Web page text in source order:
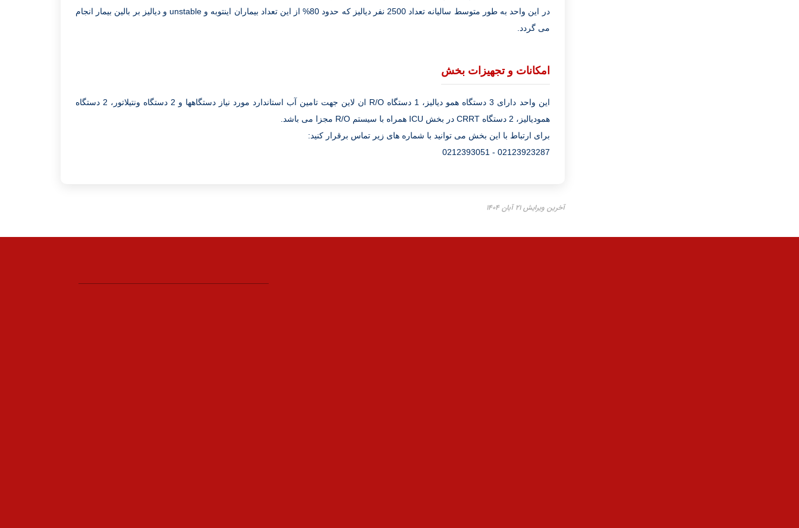
در این واحد به طور متوسط سالیانه تعداد 2500 نفر دیالیز که حدود 80% از این تعداد بیماران اینتوبه و unstable و دیالیز بر بالین بیمار انجام
می گردد.
امکانات و تجهیزات بخش
این واحد دارای 3 دستگاه همو دیالیز، 1 دستگاه R/O ان لاین جهت تامین آب استاندارد مورد نیاز دستگاهها و 2 دستگاه ونتیلاتور، 2 دستگاه
همودیالیز، 2 دستگاه CRRT در بخش ICU همراه با سیستم R/O مجزا می باشد.
برای ارتباط با این بخش می توانید با شماره های زیر تماس برقرار کنید:
02123923287 - 0212393051
آخرین ویرایش ۲۱ آبان ۱۴۰۴